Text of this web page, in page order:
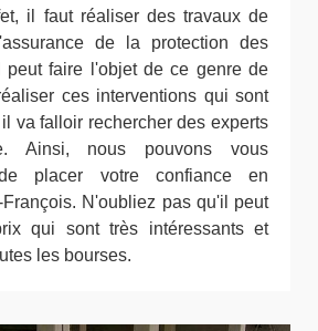
il faut réaliser des travaux de
de la protection des
peut faire l'objet de ce genre de
ces interventions qui sont
va falloir rechercher des experts
Ainsi, nous pouvons vous
de placer votre confiance en
François. N'oubliez pas qu'il peut
qui sont très intéressants et
les bourses.